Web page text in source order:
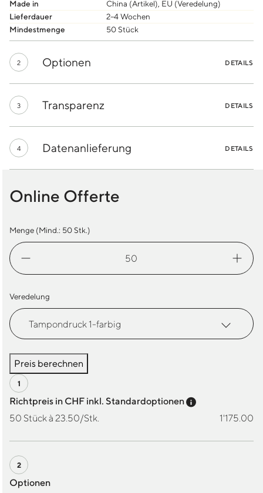
Made in
China (Artikel), EU (Veredelung)
Lieferdauer
2–4 Wochen
Mindestmenge
50 Stück
2 Optionen DETAILS
3 Transparenz DETAILS
4 Datenanlieferung DETAILS
Online Offerte
Menge (Mind.: 50Stk.)
Thermosflasche
Recycled
Veredelung
Preis berechnen
Richtpreis in CHF inkl. Standardoptionen
Preis-Tooltip
50 Stück à 23.50/Stk.
1'175.00
Optionen